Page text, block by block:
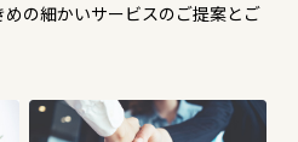
めの細かいサービスのご提案とご